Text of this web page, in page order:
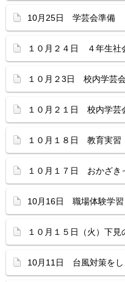
10月25日 学芸会準備
１０月２４日 ４年生社
１０月２3日 校内学芸
１０月２１日 校内学芸
１０月１８日 教育実習
１０月１７日 おかざき
10月16日 職場体験学習
１０月１５日（火）下見
10月11日 台風対策をし